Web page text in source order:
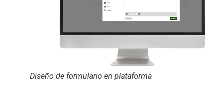
Diseño de formulario en plataforma